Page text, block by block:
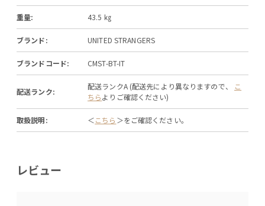
重量: 43.5 ㎏
ブランド: UNITED STRANGERS
ブランドコード: CMST-BT-IT
配送ランク:
配送ランクA (配送先により異なりますので、
こ
ちらよりご確認ください)
取扱説明: ＜こちら ＞をご確認ください。
レビュー